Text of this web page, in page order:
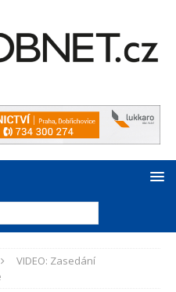
VIDEO: Zasedání